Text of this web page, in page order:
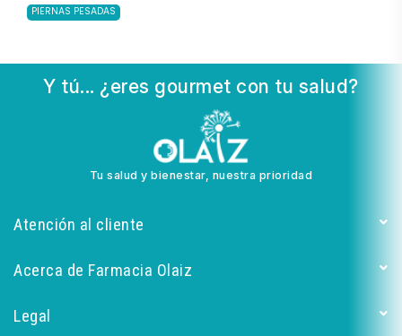
PIERNAS PESADAS
Y tú... ¿eres gourmet con tu salud?
Tu salud y bienestar, nuestra prioridad
Atención al cliente
Acerca de Farmacia Olaiz
Legal